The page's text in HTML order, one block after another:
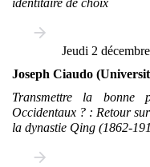
Jeudi 2
Joseph Ciaudo
Transmettre la bonne
Occidentaux ? : Retour
la dynastie Qing (1862-